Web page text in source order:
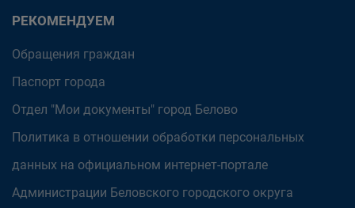
РЕКОМЕНДУЕМ
Обращения граждан
Паспорт города
Отдел "Мои документы" город Белово
Политика в отношении обработки персональных
данных на официальном интернет-портале
Администрации Беловского городского округа